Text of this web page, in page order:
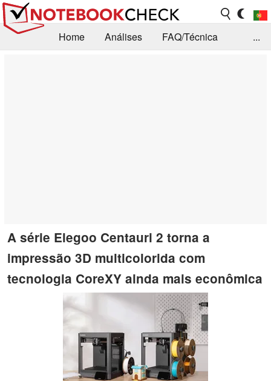
Home Análises
FAQ/Técnica
...
A série Elegoo Centauri 2 torna a
impressão 3D multicolorida com
tecnologia CoreXY ainda mais econômica